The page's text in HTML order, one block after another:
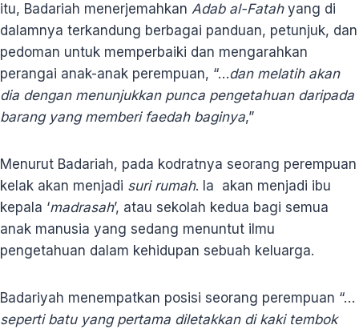
itu, Badariah menerjemahkan Adab al-Fatahyang di
dalamnya terkandung berbagai panduan, petunjuk, dan
pedoman untuk memperbaiki dan mengarahkan
perangai anak-anak perempuan, “…dan melatih akan
dia dengan menunjukkan punca pengetahuan daripada
barang yang memberi faedah baginya,”
Menurut Badariah, pada kodratnya seorang perempuan
kelak akan menjadi suri rumah. Ia akan menjadi ibu
kepala ‘madrasah’, atau sekolah kedua bagi semua
anak manusia yang sedang menuntut ilmu
pengetahuan dalam kehidupan sebuah keluarga.
Badariyah menempatkan posisi seorang perempuan “…
seperti batu yang pertama diletakkan di kaki tembok